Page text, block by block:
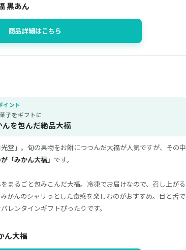
黒あん
商品詳細はこちら
イント
子をギフトに
んを包んだ絶品大福
堂」。旬の果物をお餅につつんだ大福が人気ですが、その中
「みかん大福」 です。
まるごと包みこんだ大福。冷凍でお届けなので、召し上がる
かんのシャリっとした食感を楽しむのがおすすめ。目と舌で
レンタインギフトぴったりです。
ん大福